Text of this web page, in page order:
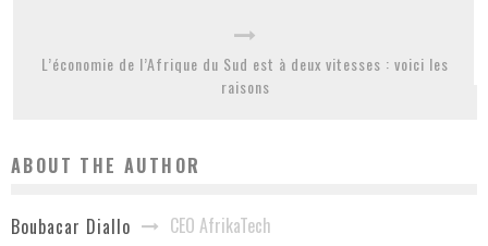
L’économie de l’Afrique du Sud est à deux vitesses : voici les
raisons
ABOUT THE AUTHOR
Boubacar Diallo CEO AfrikaTech